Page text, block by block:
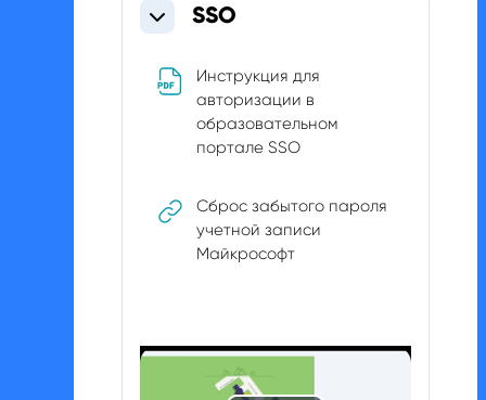
CollapseSSO
Инструкция для
авторизации в
образовательном
портале SSO
Сброс забытого пароля
учетной записи
МайкрософтURL